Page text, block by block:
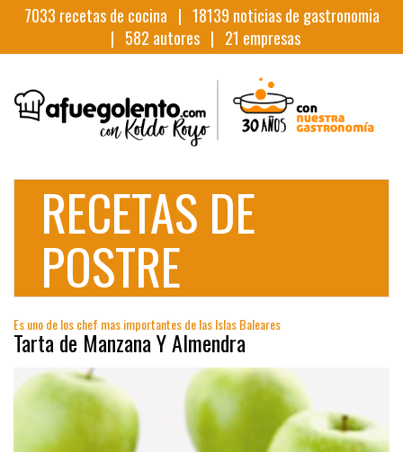
7033 recetas de cocina | 18139 noticias de gastronomia
| 582 autores | 21 empresas
RECETAS DE
POSTRE
Es uno de los chef mas importantes de las Islas Baleares
Tarta de Manzana Y Almendra